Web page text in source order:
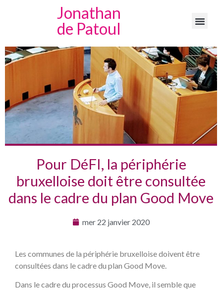
Jonathan
de Patoul
Pour DéFI, la périphérie
bruxelloise doit être consultée
dans le cadre du plan Good Move
mer 22 janvier 2020
Les communes de la périphérie bruxelloise doivent être
consultées dans le cadre du plan Good Move.
Dans le cadre du processus Good Move, il semble que